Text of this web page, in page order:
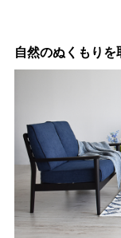
自然のぬくもり